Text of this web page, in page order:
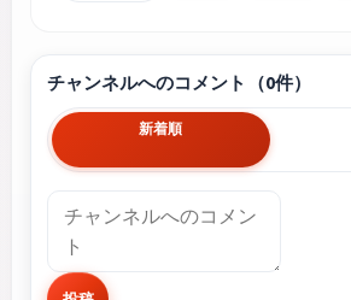
チャンネルへのコメント（0件）
新着順